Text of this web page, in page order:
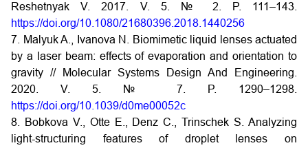
Reshetnyak V. 2017. V. 5. № 2. P. 111–143.
https://doi.org/10.1080/21680396.2018.1440256
7. Malyuk A., Ivanova N. Biomimetic liquid lenses actuated
by a laser beam: effects of evaporation and orientation to
gravity // Molecular Systems Design And Engineering.
2020. V. 5. № 7. P. 1290–1298.
https://doi.org/10.1039/d0me00052c
8. Bobkova V., Otte E., Denz C., Trinschek S. Analyzing
light-structuring features of droplet lenses on